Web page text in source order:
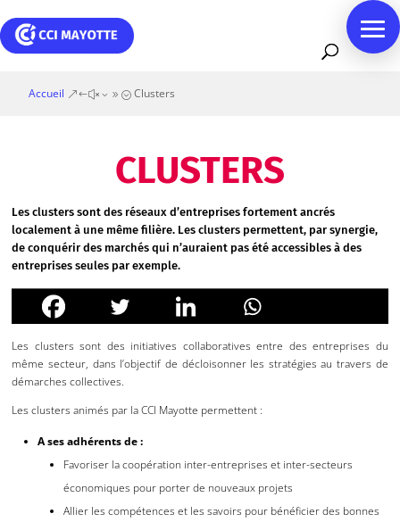
Accueil &#x39; Clusters
CLUSTERS
Les clusters sont des réseaux d’entreprises fortement ancrés
localement à une même filière. Les clusters permettent, par synergie,
de conquérir des marchés qui n’auraient pas été accessibles à des
entreprises seules par exemple.
Les clusters sont des initiatives collaboratives entre des entreprises du
même secteur, dans l’objectif de décloisonner les stratégies au travers de
démarches collectives.
Les clusters animés par la CCI Mayotte permettent :
A ses adhérents de :
Favoriser la coopération inter-entreprises et inter-secteurs
économiques pour porter de nouveaux projets
Allier les compétences et les savoirs pour bénéficier des bonnes